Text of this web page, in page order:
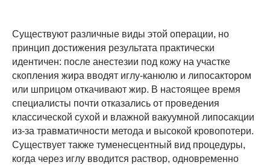
Существуют различные виды этой операции, но
принцип достижения результата практически
идентичен: после анестезии под кожу на участке
скопления жира вводят иглу-канюлю и липосактором
или шприцом откачивают жир. В настоящее время
специалисты почти отказались от проведения
классической сухой и влажной вакуумной липосакции
из-за травматичности метода и высокой кровопотери.
Существует также туменесцентный вид процедуры,
когда через иглу вводится раствор, одновременно